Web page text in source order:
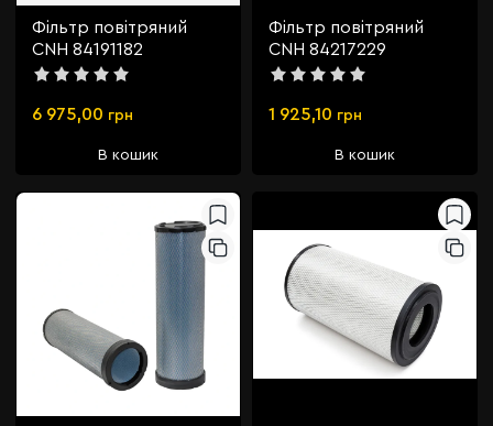
Фільтр повітряний
CNH 84191182
6 975,00 грн
В кошик
Фільтр повітряний
CNH 84217229
1 925,10 грн
В кошик